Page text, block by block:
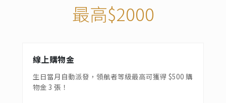
最高$2000
線上購物金
生日當月自動派發，領航者等級最高可獲得 $500 購
物金 3 張！